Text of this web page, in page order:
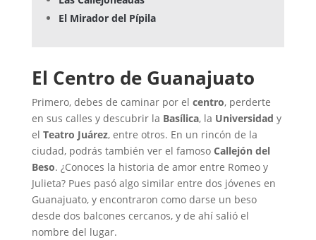
El Mirador del Pípila
El Centro de Guanajuato
Primero, debes de caminar por el centro, perderte
en sus calles y descubrir la Basílica, la Universidad y
el Teatro Juárez, entre otros. En un rincón de la
ciudad, podrás también ver el famoso Callejón del
Beso. ¿Conoces la historia de amor entre Romeo y
Julieta? Pues pasó algo similar entre dos jóvenes en
Guanajuato, y encontraron como darse un beso
desde dos balcones cercanos, y de ahí salió el
nombre del lugar.